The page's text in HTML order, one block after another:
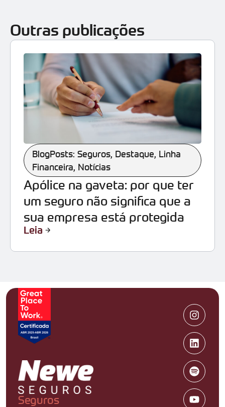
Outras publicações
BlogPosts: Seguros, Destaque, Linha
Financeira, Notícias
Apólice na gaveta: por que ter
um seguro não significa que a
sua empresa está protegida
Leia
Seguros